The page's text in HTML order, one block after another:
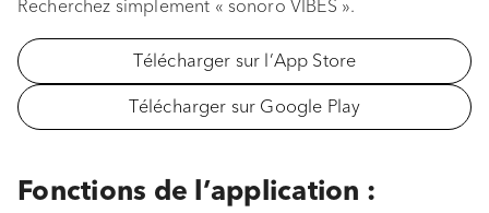
e
Déballer l’appareil
Mise en service
Fonctions et navigation
Recherchez simplement « sonoro VIBES ».
Télécharger sur l’App Store
Télécharger sur Google Play
Fonctions de l’application :